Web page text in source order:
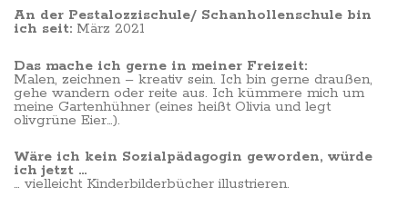
An der Pestalozzischule/ Schanhollenschule bin
ich seit: März 2021
Das mache ich gerne in meiner Freizeit:
Malen, zeichnen – kreativ sein. Ich bin gerne draußen,
gehe wandern oder reite aus. Ich kümmere mich um
meine Gartenhühner (eines heißt Olivia und legt
olivgrüne Eier…).
Wäre ich kein Sozialpädagogin geworden, würde
ich jetzt …
… vielleicht Kinderbilderbücher illustrieren.